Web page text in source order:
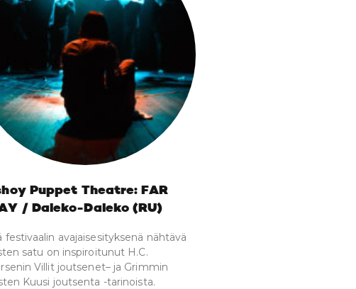
Puppet Theatre: FAR
/ Daleko-Daleko (RU)
festivaalin avajaisesityksenä nähtävä
satu on inspiroitunut H.C.
Villit joutsenet– ja Grimmin
Kuusi joutsenta -tarinoista.